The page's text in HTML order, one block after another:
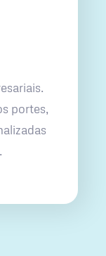
portes,